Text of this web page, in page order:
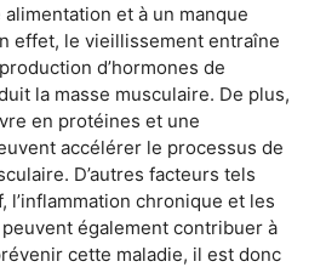
alimentation et à un manque
effet, le vieillissement entraîne
d’hormones de
la masse musculaire. De plus,
en protéines et une
accélérer le processus de
D’autres facteurs tels
l’inflammation chronique et les
également contribuer à
cette maladie, il est donc